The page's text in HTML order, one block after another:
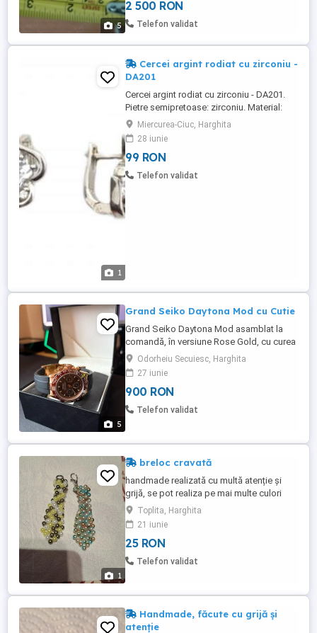
5
2 500 RON
Telefon validat
1
Cercei argint rodiat cu zirconiu -
DA201
Cercei argint rodiat cu zirconiu - DA201.
Pietre semipretoase: zirconiu. Material:
argint 925 rodiat. Lungime: 19 mm. Latime:
10 mm. Fiecare bijuterie este insotita de
certificatul de garantie privind
autenticitatea argintului.
Miercurea-Ciuc, Harghita
28 iunie
99 RON
Telefon validat
5
Grand Seiko Daytona Mod cu Cutie
Grand Seiko Daytona Mod asamblat la
comandă, în versiune Rose Gold, cu curea
din cauciuc neagră și cataramă metalică.
Se vinde din cauza neutilizării. Sunt
interesat și de schimb cu un alt ceas. Nu
prezintă nicio zgârietură sau deteriorare.
Odorheiu Secuiesc, Harghita
27 iunie
900 RON
Telefon validat
1
breloc cravată
handmade realizată cu multă atenție și
grijă, se pot realiza pe mai multe culori
Toplita, Harghita
21 iunie
25 RON
Telefon validat
Handmade, făcute cu grijă și
atenție